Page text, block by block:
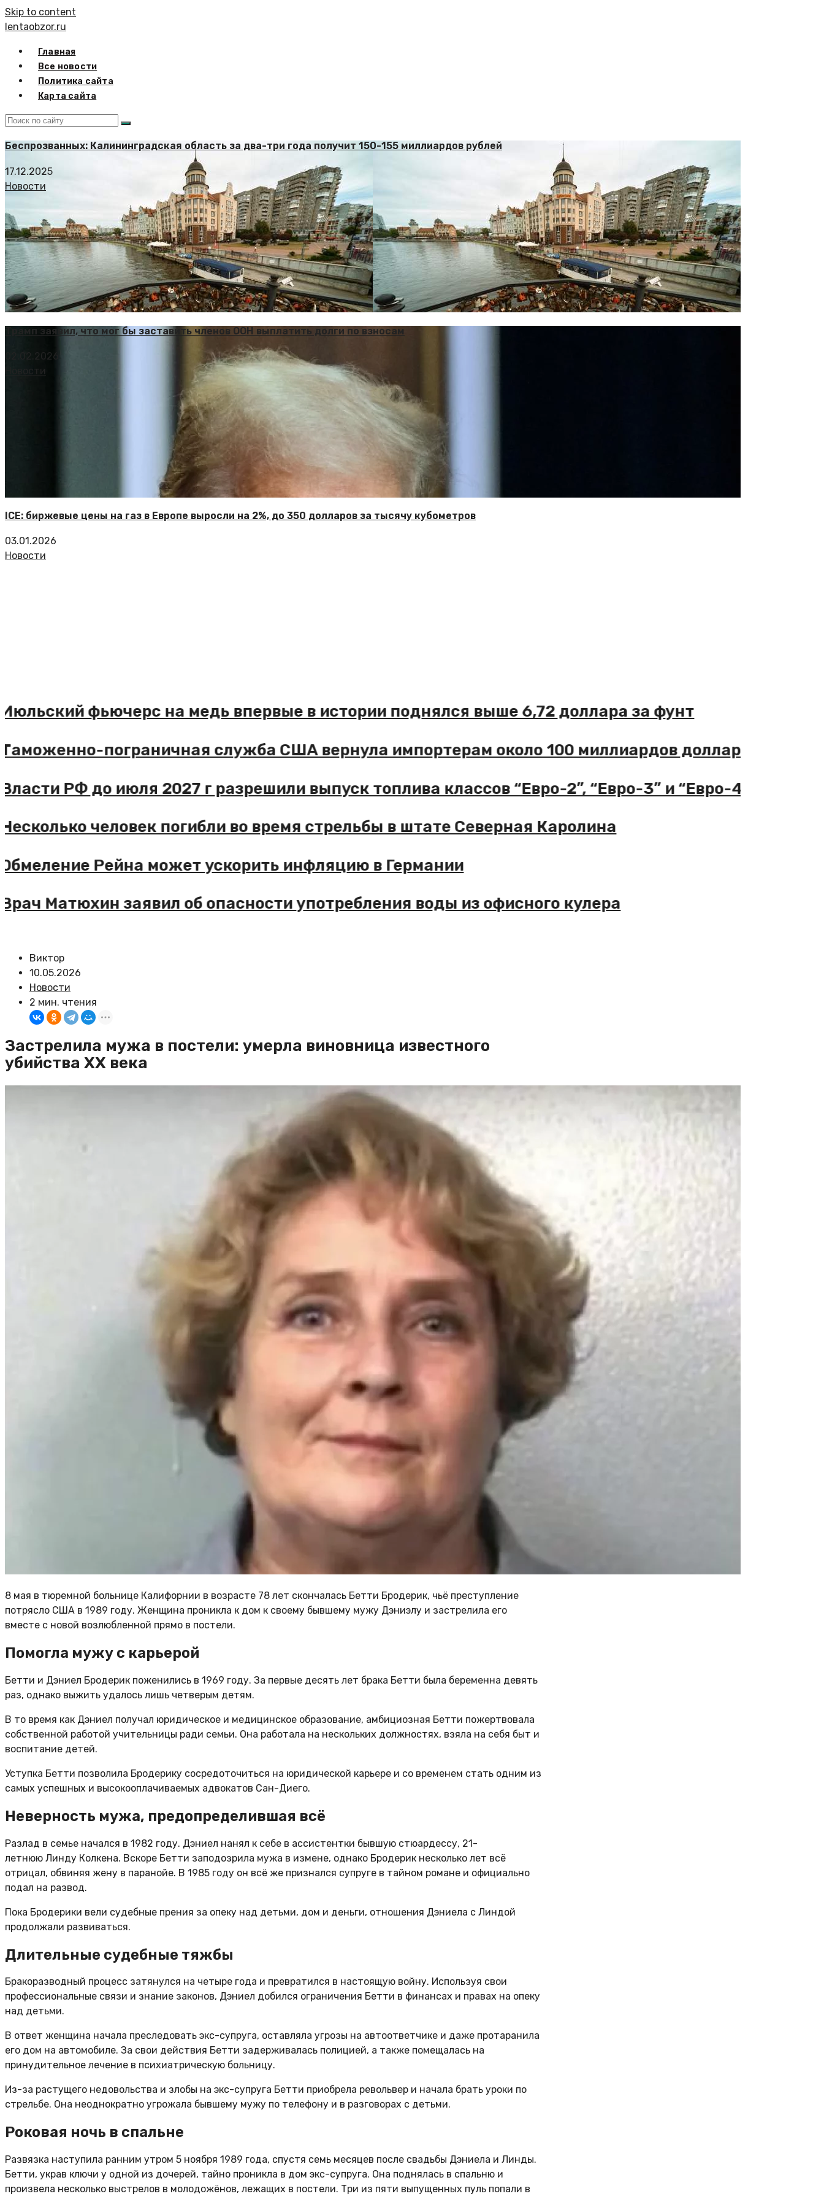
Skip to content
lentaobzor.ru
Главная
Все новости
Политика сайта
Карта сайта
Беспрозванных: Калининградская область за два-три года получит 150-155 миллиардов рублей
17.12.2025
Новости
Трамп заявил, что мог бы заставить членов ООН выплатить долги по взносам
02.02.2026
Новости
ICE: биржевые цены на газ в Европе выросли на 2%, до 350 долларов за тысячу кубометров
03.01.2026
Новости
фьючерс на медь впервые в истории поднялся выше 6,72 доллара за фунт
пограничная служба США вернула импортерам около 100 миллиардов долларов пошлин
РФ до июля 2027 г разрешили выпуск топлива классов “Евро-2”, “Евро-3” и “Евро-4”
человек погибли во время стрельбы в штате Северная Каролина
Рейна может ускорить инфляцию в Германии
Матюхин заявил об опасности употребления воды из офисного кулера
Виктор
10.05.2026
Новости
2 мин. чтения
Застрелила мужа в постели: умерла виновница известного
убийства XX века
8 мая в тюремной больнице Калифорнии в возрасте 78 лет скончалась Бетти Бродерик, чьё преступление
потрясло США в 1989 году. Женщина проникла к дом к своему бывшему мужу Дэниэлу и застрелила его
вместе с новой возлюбленной прямо в постели.
Помогла мужу с карьерой
Бетти и Дэниел Бродерик поженились в 1969 году. За первые десять лет брака Бетти была беременна девять
раз, однако выжить удалось лишь четверым детям.
В то время как Дэниел получал юридическое и медицинское образование, амбициозная Бетти пожертвовала
собственной работой учительницы ради семьи. Она работала на нескольких должностях, взяла на себя быт и
воспитание детей.
Уступка Бетти позволила Бродерику сосредоточиться на юридической карьере и со временем стать одним из
самых успешных и высокооплачиваемых адвокатов Сан-Диего.
Неверность мужа, предопределившая всё
Разлад в семье начался в 1982 году. Дэниел нанял к себе в ассистентки бывшую стюардессу, 21-
летнюю Линду Колкена. Вскоре Бетти заподозрила мужа в измене, однако Бродерик несколько лет всё
отрицал, обвиняя жену в паранойе. В 1985 году он всё же признался супруге в тайном романе и официально
подал на развод.
Пока Бродерики вели судебные прения за опеку над детьми, дом и деньги, отношения Дэниела с Линдой
продолжали развиваться.
Длительные судебные тяжбы
Бракоразводный процесс затянулся на четыре года и превратился в настоящую войну. Используя свои
профессиональные связи и знание законов, Дэниел добился ограничения Бетти в финансах и правах на опеку
над детьми.
В ответ женщина начала преследовать экс-супруга, оставляла угрозы на автоответчике и даже протаранила
его дом на автомобиле. За свои действия Бетти задерживалась полицией, а также помещалась на
принудительное лечение в психиатрическую больницу.
Из-за растущего недовольства и злобы на экс-супруга Бетти приобрела револьвер и начала брать уроки по
стрельбе. Она неоднократно угрожала бывшему мужу по телефону и в разговорах с детьми.
Роковая ночь в спальне
Развязка наступила ранним утром 5 ноября 1989 года, спустя семь месяцев после свадьбы Дэниела и Линды.
Бетти, украв ключи у одной из дочерей, тайно проникла в дом экс-супруга. Она поднялась в спальню и
произвела несколько выстрелов в молодожёнов, лежащих в постели. Три из пяти выпущенных пуль попали в